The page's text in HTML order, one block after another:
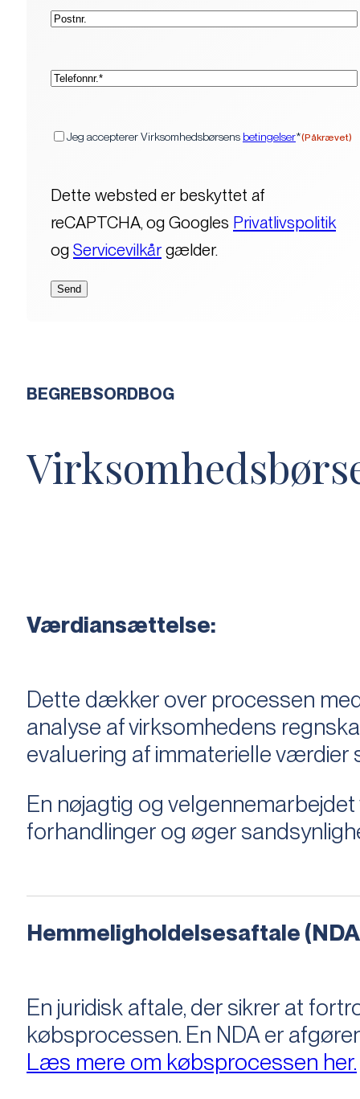
Postnr.
Telefon*
Jeg accepterer Virksomhedsbørsens betingelser*(Påkrævet)
Dette websted er beskyttet af
reCAPTCHA, og Googles Privatlivspolitik
og Servicevilkårgælder.
BEGREBSORDBOG
Værdiansættelse:
Dette dækker over processen
analyse af virksomhedens
evaluering af immaterielle
En nøjagtig og
forhandlinger og øger
Hemmeligholdelsesaftale
En juridisk aftale, der sikrer at
købsprocessen​​. En NDA er
Læs mere om købsprocessen her.